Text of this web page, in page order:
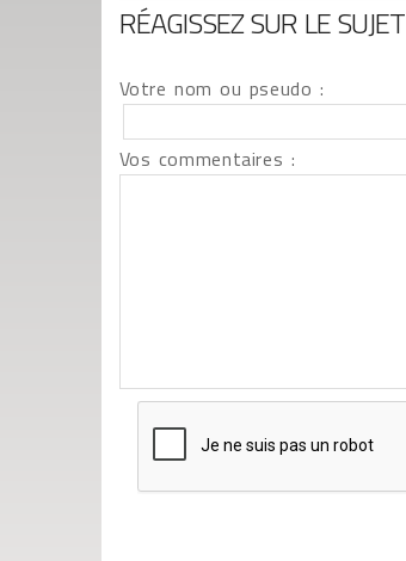
RÉAGISSEZ SUR LE SUJET
Votre nom ou pseudo :
Vos commentaires :